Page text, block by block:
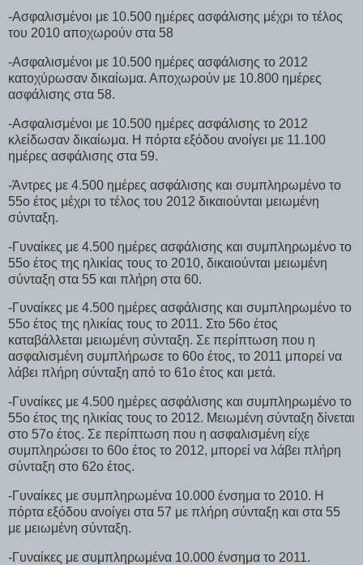
-Ασφαλισμένοι με 10.500 ημέρες ασφάλισης μέχρι το τέλος
του 2010 αποχωρούν στα 58
-Ασφαλισμένοι με 10.500 ημέρες ασφάλισης το 2012
κατοχύρωσαν δικαίωμα. Αποχωρούν με 10.800 ημέρες
ασφάλισης στα 58.
-Ασφαλισμένοι με 10.500 ημέρες ασφάλισης το 2012
κλείδωσαν δικαίωμα. Η πόρτα εξόδου ανοίγει με 11.100
ημέρες ασφάλισης στα 59.
-Άντρες με 4.500 ημέρες ασφάλισης και συμπληρωμένο το
55ο έτος μέχρι το τέλος του 2012 δικαιούνται μειωμένη
σύνταξη.
-Γυναίκες με 4.500 ημέρες ασφάλισης και συμπληρωμένο το
55ο έτος της ηλικίας τους το 2010, δικαιούνται μειωμένη
σύνταξη στα 55 και πλήρη στα 60.
-Γυναίκες με 4.500 ημέρες ασφάλισης και συμπληρωμένο το
55ο έτος της ηλικίας τους το 2011. Στο 56ο έτος
καταβάλλεται μειωμένη σύνταξη. Σε περίπτωση που η
ασφαλισμένη συμπλήρωσε το 60ο έτος, το 2011 μπορεί να
λάβει πλήρη σύνταξη από το 61ο έτος και μετά.
-Γυναίκες με 4.500 ημέρες ασφάλισης και συμπληρωμένο το
55ο έτος της ηλικίας τους το 2012. Μειωμένη σύνταξη δίνεται
στο 57ο έτος. Σε περίπτωση που η ασφαλισμένη είχε
συμπληρώσει το 60ο έτος το 2012, μπορεί να λάβει πλήρη
σύνταξη στο 62ο έτος.
-Γυναίκες με συμπληρωμένα 10.000 ένσημα το 2010. Η
πόρτα εξόδου ανοίγει στα 57 με πλήρη σύνταξη και στα 55
με μειωμένη σύνταξη.
-Γυναίκες με συμπληρωμένα 10.000 ένσημα το 2011.